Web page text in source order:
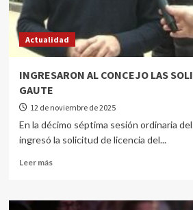
Actualidad
INGRESARON AL CONCEJO LAS
GAUTE
12 de noviembre de 2025
En la décimo séptima sesión ordinaria
ingresó la solicitud de licencia del...
Leer más